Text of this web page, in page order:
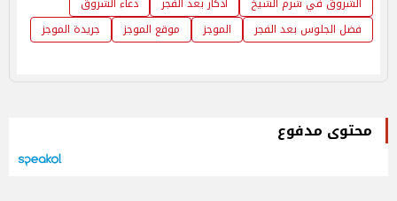
فضل الجلوس بعد الفجر
الموجز موقع الموجز جريدة الموجز
محتوى مدفوع